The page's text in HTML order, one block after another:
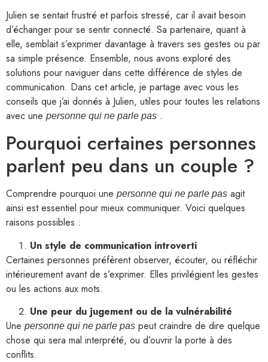
Julien se sentait frustré et parfois stressé, car il avait besoin
d’échanger pour se sentir connecté. Sa partenaire, quant à
elle, semblait s’exprimer davantage à travers ses gestes ou par
sa simple présence. Ensemble, nous avons exploré des
solutions pour naviguer dans cette différence de styles de
communication. Dans cet article, je partage avec vous les
conseils que j’ai donnés à Julien, utiles pour toutes les relations
avec une personne qui ne parle pas .
Pourquoi certaines personnes
parlent peu dans un couple ?
Comprendre pourquoi une personne qui ne parle pas agit
ainsi est essentiel pour mieux communiquer. Voici quelques
raisons possibles :
Un style de communication introverti
Certaines personnes préfèrent observer, écouter, ou réfléchir
intérieurement avant de s’exprimer. Elles privilégient les gestes
ou les actions aux mots.
Une peur du jugement ou de la vulnérabilité
Une personne qui ne parle pas peut craindre de dire quelque
chose qui sera mal interprété, ou d’ouvrir la porte à des
conflits.